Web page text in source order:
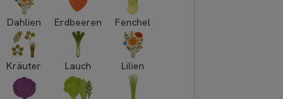
Dahlien Erdbeeren Fenchel
Kräuter Lauch Lilien